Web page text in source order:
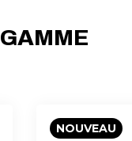
NOUVEAU